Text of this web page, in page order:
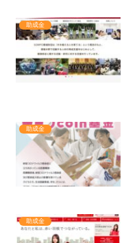
助成金
助成金
助成金